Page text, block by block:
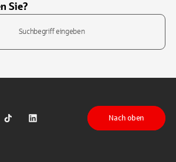
Sie?
Youtube
auf Instagram
Sparkasse auf TikTok
Sparkasse auf LinkedIn
Nach oben